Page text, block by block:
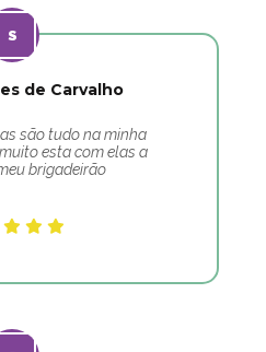
de Carvalho
são tudo na minha
esta com elas a
brigadeirão